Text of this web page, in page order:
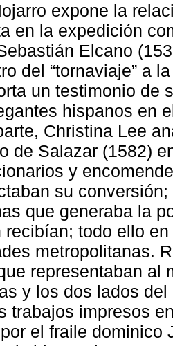
expone la
en la expedición
Elcano
del “tornaviaje” a
un testimonio de
hispanos en
Christina Lee
de Salazar (1582)
y
su
que generaba la
recibían; todo ello
metropolitanas.
representaban al
y los dos lados
trabajos impresos
el fraile dominico